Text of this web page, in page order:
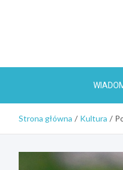
Strona główna Kultura